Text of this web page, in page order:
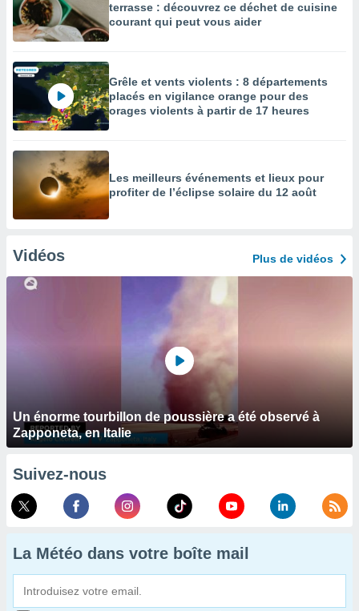
terrasse : découvrez ce déchet de cuisine
courant qui peut vous aider
Grêle et vents violents : 8 départements
placés en vigilance orange pour des
orages violents à partir de 17 heures
Les meilleurs événements et lieux pour
profiter de l’éclipse solaire du 12 août
Vidéos Plus de vidéos
Un énorme tourbillon de poussière a été observé à
Zapponeta, en Italie
Suivez-nous
La Météo dans votre boîte mail